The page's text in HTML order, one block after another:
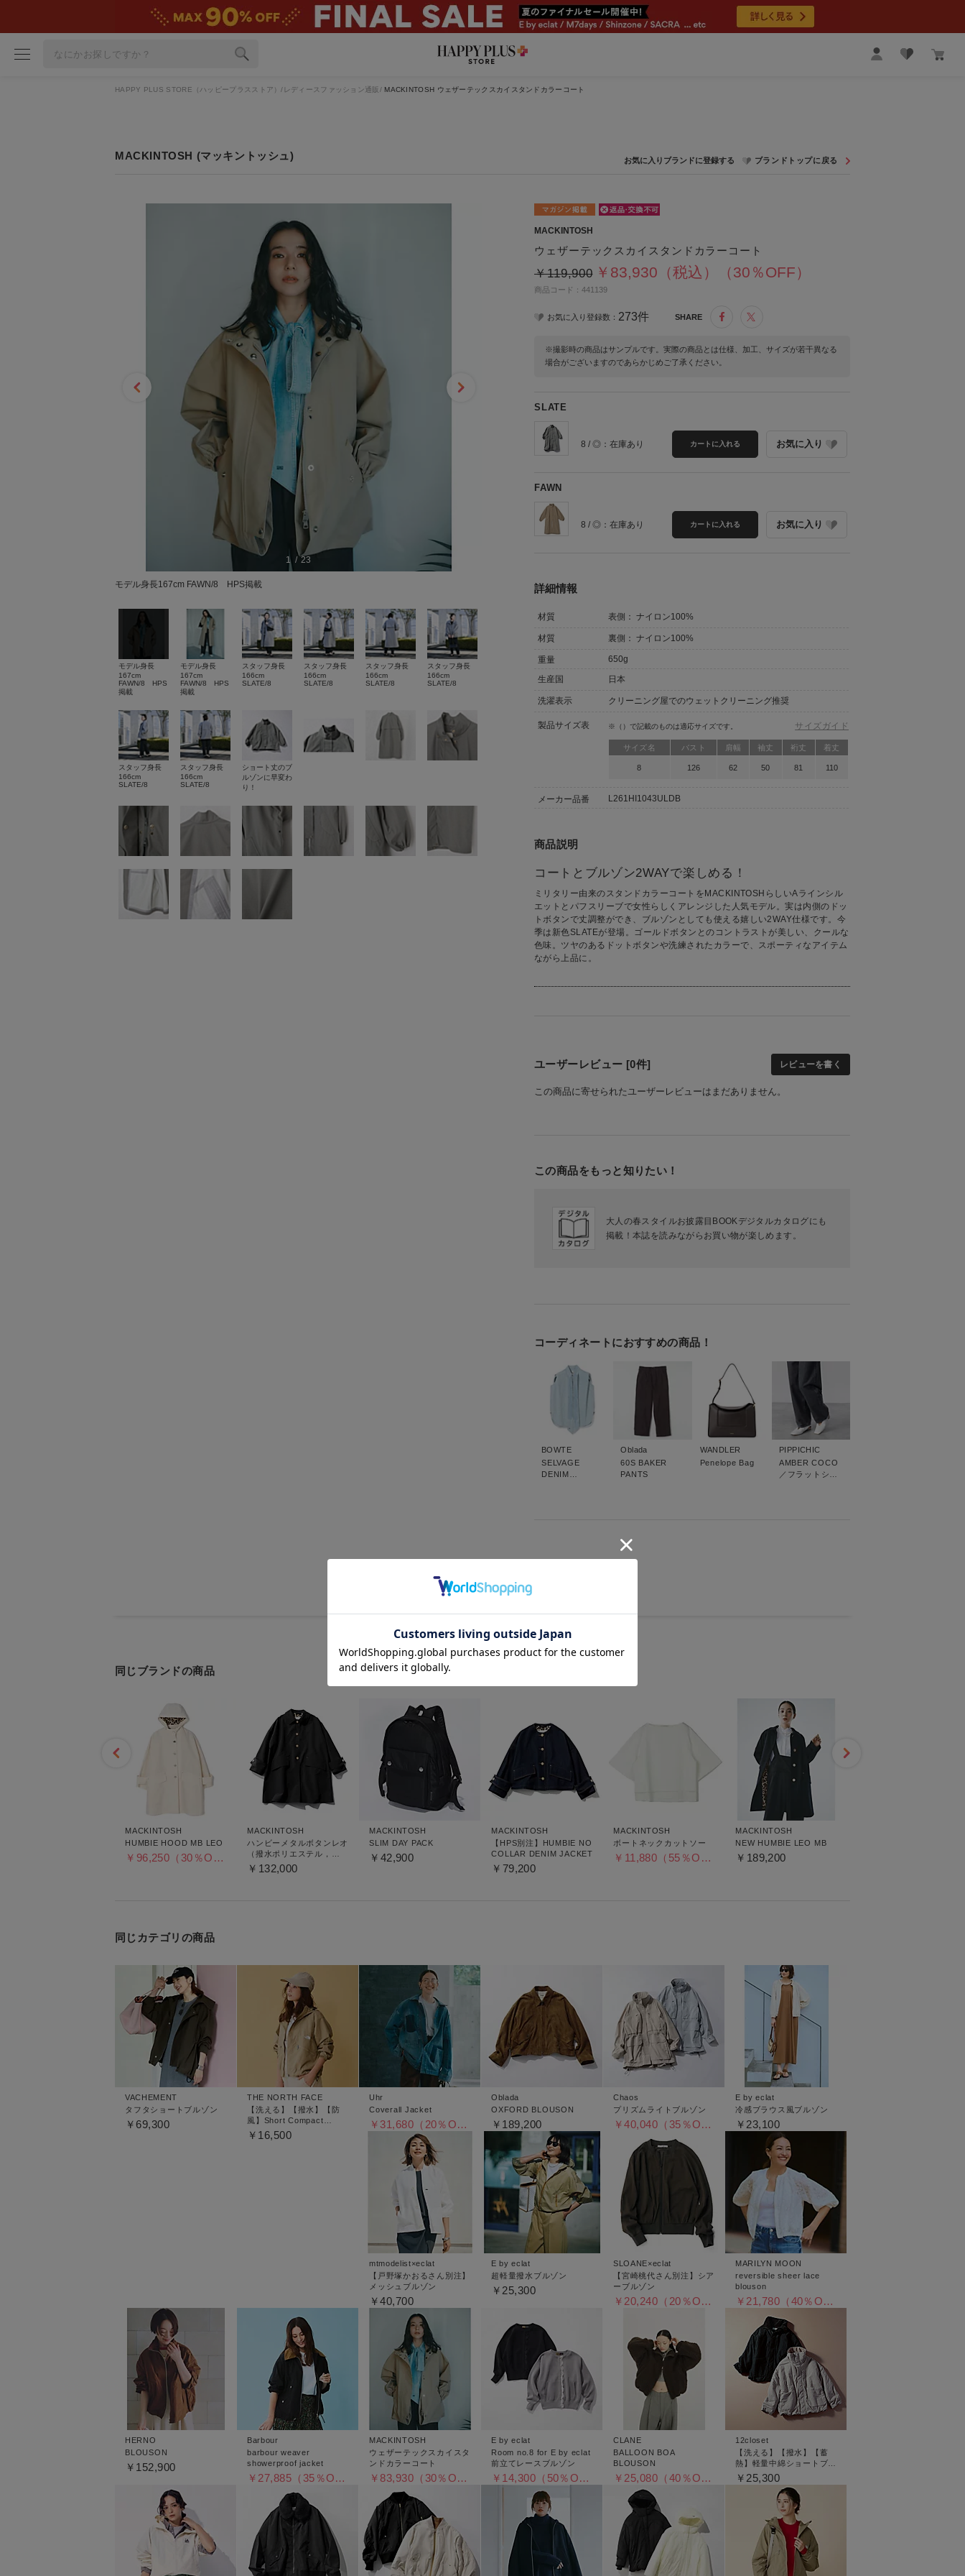
雑誌掲載アイテム
HAPPY PLUS STORE（ハッピープラスストア） レディースファッション通販 MACKINTOSH ウェザーテックスカイスタンドカラーコート
MACKINTOSH (マッキントッシュ)
1 23
モデル身長167cm FAWN/8 HPS掲載
モデル身長
167cm
FAWN/8 HPS
掲載
モデル身長
167cm
FAWN/8 HPS
掲載
スタッフ身長
166cm
SLATE/8
スタッフ身長
166cm
SLATE/8
スタッフ身長
166cm
SLATE/8
スタッフ身長
166cm
SLATE/8
スタッフ身長
166cm
SLATE/8
スタッフ身長
166cm
SLATE/8
ショート丈のブ
ルゾンに早変わ
り！
MACKINTOSH
ウェザーテックスカイスタンドカラーコート
￥119,900 ￥83,930（税込）（30％OFF）
商品コード：441139
お気に入り登録数： 273件
※撮影時の商品はサンプルです。実際の商品とは仕様、加工、サイズが若干異なる
場合がございますのであらかじめご了承ください。
SLATE
8 / ◎：在庫あり カートに入れる お気に入り
FAWN
8 / ◎：在庫あり カートに入れる お気に入り
詳細情報
材質 表側： ナイロン100%
材質 裏側： ナイロン100%
重量
650g
生産国
日本
洗濯表示 クリーニング屋でのウェットクリーニング推奨
製品サイズ表 ※（）で記載のものは適応サイズです。 サイズガイド
サイズ名 バスト 肩幅 袖丈 裄丈 着丈
8 126 62 50 81 110
メーカー品番 L261HI1043ULDB
商品説明
コートとブルゾン2WAYで楽しめる！
ミリタリー由来のスタンドカラーコートをMACKINTOSHらしいAラインシル
エットとパフスリーブで女性らしくアレンジした人気モデル。実は内側のドッ
トボタンで丈調整ができ、ブルゾンとしても使える嬉しい2WAY仕様です。今
季は新色SLATEが登場。ゴールドボタンとのコントラストが美しい、クールな
色味。ツヤのあるドットボタンや洗練されたカラーで、スポーティなアイテム
ながら上品に。
レビューを書く
ユーザーレビュー [0件]
この商品に寄せられたユーザーレビューはまだありません。
この商品をもっと知りたい！
大人の春スタイルお披露目BOOKデジタルカタログにも
掲載！本誌を読みながらお買い物が楽しめます。
コーディネートにおすすめの商品！
BOWTE
SELVAGE
DENIM
Oblada
60S BAKER
PANTS
WANDLER
Penelope Bag
PIPPICHIC
AMBER COCO
／フラットシュ
同じブランドの商品
MACKINTOSH
HUMBIE HOOD MB LEO
￥96,250（30％OFF）
MACKINTOSH
ハンビーメタルボタンレオ
（撥水ポリエステル，
GOLDボタン）
￥132,000
MACKINTOSH
SLIM DAY PACK
￥42,900
MACKINTOSH
【HPS別注】HUMBIE NO
COLLAR DENIM JACKET
￥79,200
MACKINTOSH
ボートネックカットソー
￥11,880（55％OFF）
MACKINTOSH
NEW HUMBIE LEO MB
￥189,200
同じカテゴリの商品
VACHEMENT
タフタショートブルゾン
￥69,300
THE NORTH FACE
【洗える】【撥水】【防
風】Short Compact
Jacket
￥16,500
Uhr
Coverall Jacket
￥31,680（20％OFF）
Oblada
OXFORD BLOUSON
￥189,200
Chaos
プリズムライトブルゾン
￥40,040（35％OFF）
E by eclat
冷感ブラウス風ブルゾン
￥23,100
mtmodelist×eclat
【戸野塚かおるさん別注】
メッシュブルゾン
￥40,700
E by eclat
超軽量撥水ブルゾン
￥25,300
SLOANE×eclat
【宮崎桃代さん別注】シア
ーブルゾン
￥20,240（20％OFF）
MARILYN MOON
reversible sheer lace
blouson
￥21,780（40％OFF）
HERNO
BLOUSON
￥152,900
Barbour
barbour weaver
showerproof jacket
￥27,885（35％OFF）
MACKINTOSH
ウェザーテックスカイスタ
ンドカラーコート
￥83,930（30％OFF）
E by eclat
Room no.8 for E by eclat
前立てレースブルゾン
￥14,300（50％OFF）
CLANE
BALLOON BOA
BLOUSON
￥25,080（40％OFF）
12closet
【洗える】【撥水】【蓄
熱】軽量中綿ショートブル
ゾン
￥25,300